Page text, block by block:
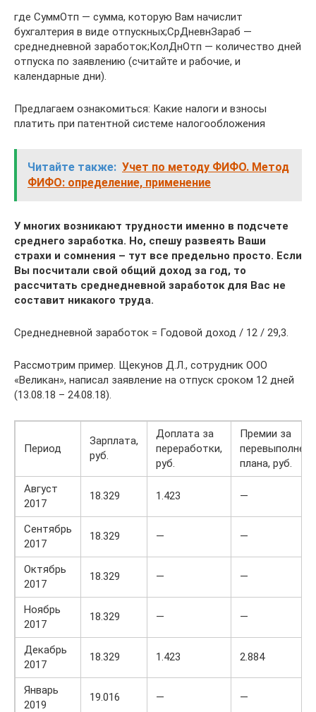
где СуммОтп — сумма, которую Вам начислит
бухгалтерия в виде отпускных;СрДневнЗараб —
среднедневной заработок;КолДнОтп — количество дней
отпуска по заявлению (считайте и рабочие, и
календарные дни).
Предлагаем ознакомиться: Какие налоги и взносы
платить при патентной системе налогообложения
Читайте также: Учет по методу ФИФО. Метод
ФИФО: определение, применение
У многих возникают трудности именно в подсчете
среднего заработка. Но, спешу развеять Ваши
страхи и сомнения – тут все предельно просто. Если
Вы посчитали свой общий доход за год, то
рассчитать среднедневной заработок для Вас не
составит никакого труда.
Среднедневной заработок = Годовой доход / 12 / 29,3.
Рассмотрим пример. Щекунов Д.Л., сотрудник ООО
«Великан», написал заявление на отпуск сроком 12 дней
(13.08.18 – 24.08.18).
Период
Зарплата,
руб.
Доплата за
переработки,
руб.
Премии за
плана, руб.
Август
2017
18.329 1.423 —
Сентябрь
2017
18.329 — —
Октябрь
2017
18.329 — —
Ноябрь
2017
18.329 — —
Декабрь
2017
18.329 1.423 2.884
Январь
2019
19.016 — —